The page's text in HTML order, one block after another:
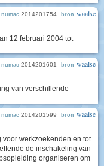
numac 2014201754 bron waalse
12 februari 2004 tot
numac 2014201601 bron waalse
van verschillende
numac 2014201599 bron waalse
werkzoekenden en tot
de inschakeling van
organiseren om